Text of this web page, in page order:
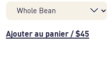
Ajouter au panier / $45